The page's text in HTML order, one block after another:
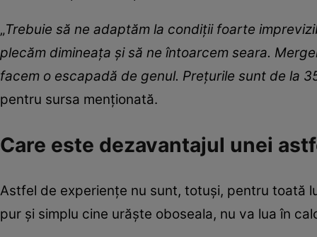
„Trebuie să ne adaptăm la condiţii foarte
plecăm dimineaţa şi să ne întoarcem seara.
facem o escapadă de genul. Preţurile sunt de la
pentru sursa menționată.
Care este dezavantajul unei
Astfel de experiențe nu sunt, totuși, pentru toată
pur și simplu cine urăște oboseala, nu va lua în